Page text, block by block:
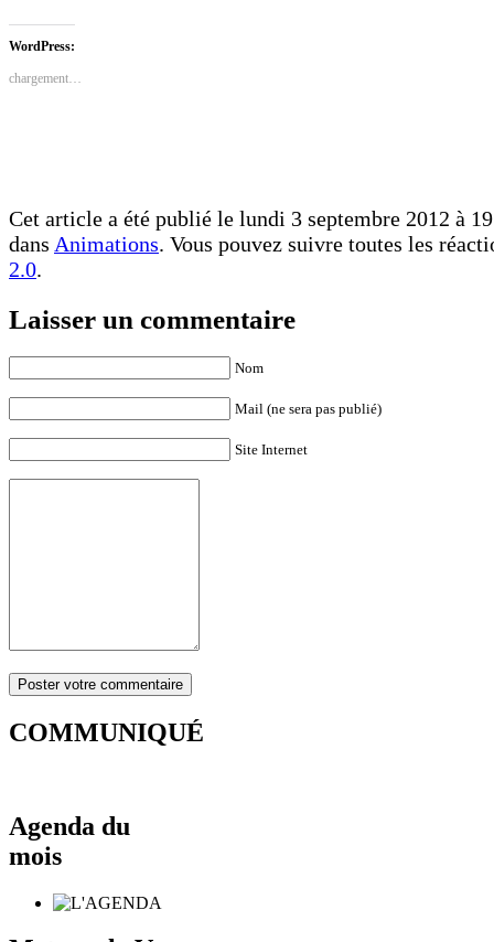
partager
Facebook(ouvre
dans
nouvelle
fenêtre)
WordPress:
chargement…
Cet article a été publié le lundi 3 septembre 2012 à
dans Animations. Vous pouvez suivre toutes les
2.0.
Laisser un commentaire
Nom
Mail (ne sera pas publié)
Site Internet
COMMUNIQUÉ
Agenda du
mois